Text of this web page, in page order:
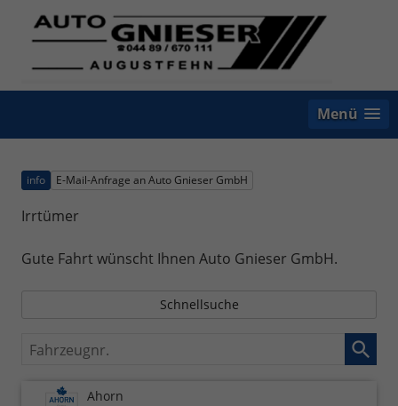
Menü
info E-Mail-Anfrage an Auto Gnieser GmbH
Irrtümer
Gute Fahrt wünscht Ihnen Auto Gnieser GmbH.
Schnellsuche
Fahrzeugnr.
Ahorn